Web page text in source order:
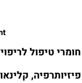
טיפול